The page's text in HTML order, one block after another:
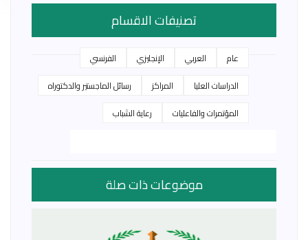
تصنيفات الاقسام
عام العربي الإنجليزي
الفرنسي
الدراسات العليا
المراكز
رسائل الماجستير والدكتوراه
المؤتمرات والفاعليات
رعاية الشباب
موضوعات ذات صلة